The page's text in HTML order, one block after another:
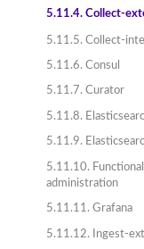
5.11.4. Collect-
5.11.5. Collect-
5.11.6. Consul
5.11.7. Curator
5.11.8.
5.11.9.
5.11.10.
administration
5.11.11. Grafana
5.11.12. Ingest-